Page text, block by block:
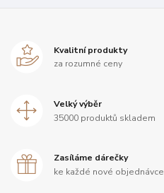
Kvalitní produkty
za rozumné ceny
Velký výběr
35000 produktů skladem
Zasíláme dárečky
ke každé nové objednávce